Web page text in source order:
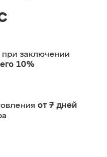
при заключении
10%
от 7 дней